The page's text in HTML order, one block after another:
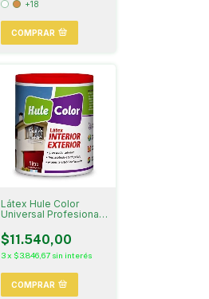
+18
COMPRAR
Látex Hule Color
Universal Profesional 1
$11.540,00
3x $3.846,67 sin interés
COMPRAR